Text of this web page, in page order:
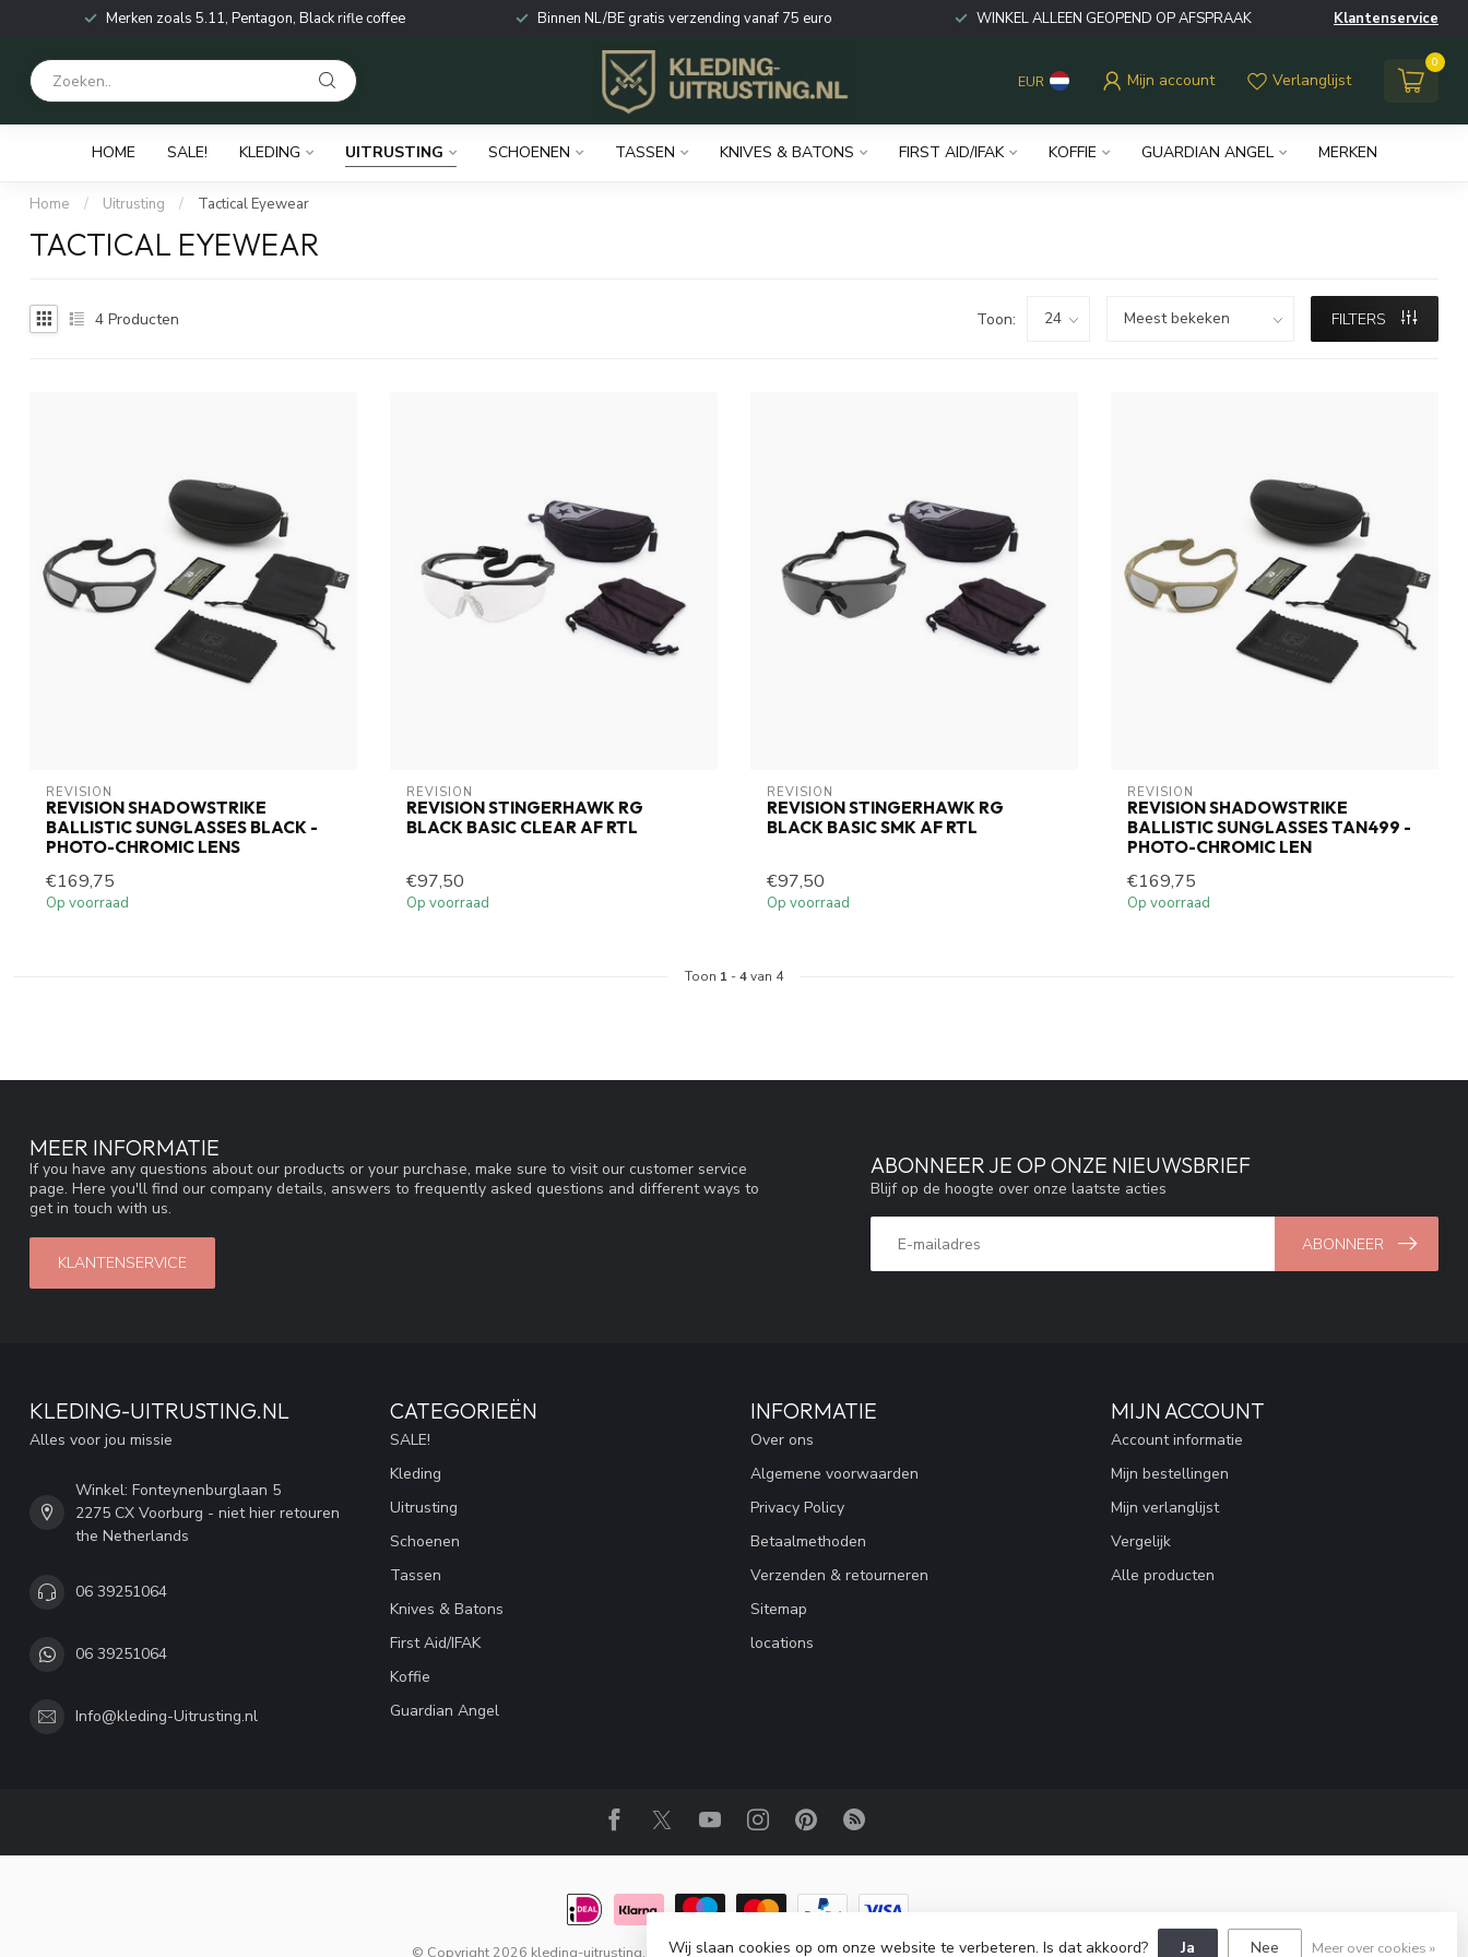
Merken zoals 5.11, Pentagon, Black rifle coffee Binnen NL/BE gratis verzending vanaf 75 euro WINKEL ALLEEN GEOPEND OP AFSPRAAK Klantenservice
EUR Mijn account Verlanglijst
0
HOME SALE! KLEDING UITRUSTING SCHOENEN TASSEN KNIVES & BATONS FIRST AID/IFAK KOFFIE GUARDIAN ANGEL MERKEN
Home / Uitrusting / Tactical Eyewear
TACTICAL EYEWEAR
4 Producten Toon: FILTERS
REVISION
REVISION SHADOWSTRIKE
BALLISTIC SUNGLASSES BLACK -
PHOTO-CHROMIC LENS
€169,75
Op voorraad
REVISION
REVISION STINGERHAWK RG
BLACK BASIC CLEAR AF RTL
€97,50
Op voorraad
REVISION
REVISION STINGERHAWK RG
BLACK BASIC SMK AF RTL
€97,50
Op voorraad
REVISION
REVISION SHADOWSTRIKE
BALLISTIC SUNGLASSES TAN499 -
PHOTO-CHROMIC LEN
€169,75
Op voorraad
Toon 1 -4van 4
MEER INFORMATIE
If you have any questions about our products or your purchase, make sure to visit our customer service
page. Here you'll find our company details, answers to frequently asked questions and different ways to
get in touch with us.
KLANTENSERVICE
ABONNEER JE OP ONZE NIEUWSBRIEF
Blijf op de hoogte over onze laatste acties
ABONNEER
KLEDING-UITRUSTING.NL
Alles voor jou missie
Winkel: Fonteynenburglaan 5
2275 CX Voorburg - niet hier retouren
the Netherlands
06 39251064
06 39251064
Info@kleding-Uitrusting.nl
CATEGORIEËN
SALE!
Kleding
Uitrusting
Schoenen
Tassen
Knives & Batons
First Aid/IFAK
Koffie
Guardian Angel
INFORMATIE
Over ons
Algemene voorwaarden
Privacy Policy
Betaalmethoden
Verzenden & retourneren
Sitemap
locations
MIJN ACCOUNT
Account informatie
Mijn bestellingen
Mijn verlanglijst
Vergelijk
Alle producten
© Copyright 2026 kleding-uitrusting.nl - Powered byLightspeed-Lightspeed designbyDyvelopment
Wij slaan cookies op om onze website te verbeteren. Is dat akkoord? Ja Nee Meer over cookies »